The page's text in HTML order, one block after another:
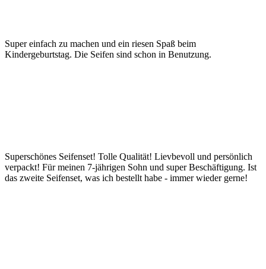
Super einfach zu machen und ein riesen Spaß beim
Kindergeburtstag. Die Seifen sind schon in Benutzung.
Superschönes Seifenset! Tolle Qualität! Lievbevoll und persönlich
verpackt! Für meinen 7-jährigen Sohn und super Beschäftigung. Ist
das zweite Seifenset, was ich bestellt habe - immer wieder gerne!